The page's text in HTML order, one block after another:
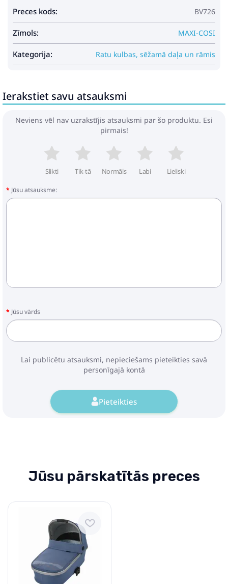
Preces kods: BV726
Zīmols: MAXI-COSI
Kategorija: Ratu kulbas, sēžamā daļa un rāmis
Ierakstiet savu atsauksmi
Neviens vēl nav uzrakstījis atsauksmi par šo produktu. Esi
pirmais!
Slikti Tik-tā Normāls Labi Lieliski
Jūsu atsauksme:
Jūsu vārds
Lai publicētu atsauksmi, nepieciešams pieteikties savā
personīgajā kontā
Pieteikties
Jūsu pārskatītās preces